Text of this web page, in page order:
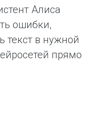
Алиса
ошибки,
текст в нужной
прямо